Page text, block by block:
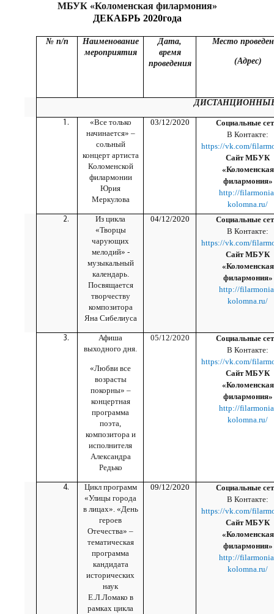
МБУК «Коломенская филармония»
ДЕКАБРЬ 2020года
№ п/п
Наименование
мероприятия
Дата,
время
проведения
Место
(Адрес)
«Все только
начинается» –
сольный
концерт артиста
Коломенской
филармонии
Юрия
Меркулова
03/12/2020
Социальные
В Контакте:
https://vk.com/
Сайт МБУК
«Коломенская
филармония»
http://
kolomna.ru/
Из цикла
«Творцы
чарующих
мелодий» -
музыкальный
календарь.
Посвящается
творчеству
композитора
Яна Сибелиуса
04/12/2020
Социальные
В Контакте:
https://vk.com/
Сайт МБУК
«Коломенская
филармония»
http://
kolomna.ru/
Афиша
выходного дня.
«Любви все
возрасты
покорны» –
концертная
программа
поэта,
композитора и
исполнителя
Александра
Редько
05/12/2020
Социальные
В Контакте:
https://vk.com/
Сайт МБУК
«Коломенская
филармония»
http://
kolomna.ru/
Цикл программ
«Улицы города
в лицах». «День
героев
Отечества» –
тематическая
программа
кандидата
исторических
наук
Е.Л.Ломако в
рамках цикла
09/12/2020
Социальные
В Контакте:
https://vk.com/
Сайт МБУК
«Коломенская
филармония»
http://
kolomna.ru/